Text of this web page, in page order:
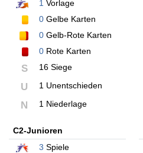
1 Vorlage
0 Gelbe Karten
0 Gelb-Rote Karten
0 Rote Karten
S 16 Siege
U 1 Unentschieden
N 1 Niederlage
C2-Junioren
3 Spiele